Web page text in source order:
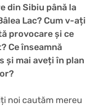
din Sibiu până la
Lac? Cum v-ați
provocare și ce
Ce înseamnă
și mai aveți în plan
noi cautăm mereu